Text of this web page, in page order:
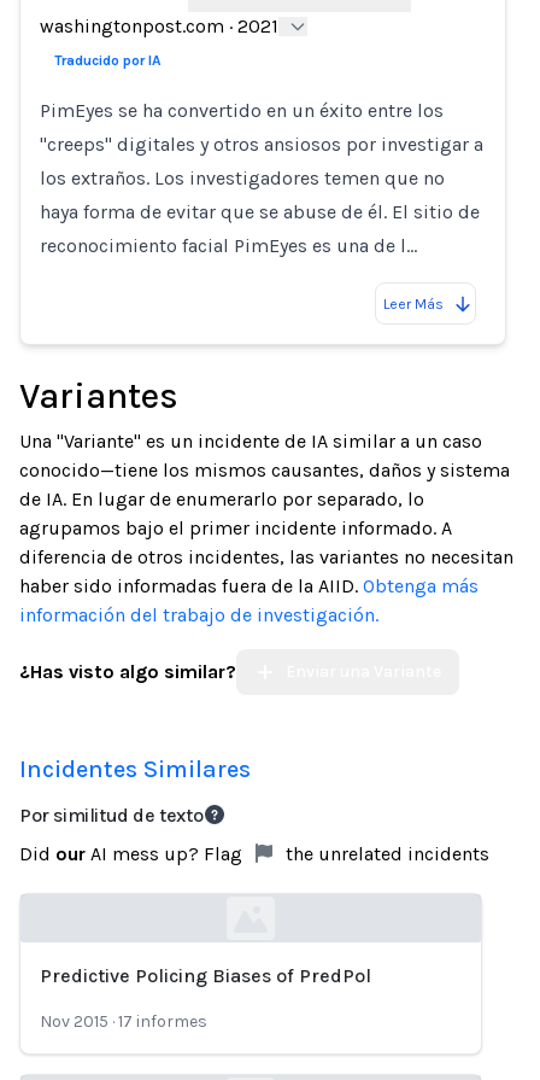
Loading...
washingtonpost.com · 2021
Traducido por IA
PimEyes se ha convertido en un éxito entre los
"creeps" digitales y otros ansiosos por investigar a
los extraños. Los investigadores temen que no
haya forma de evitar que se abuse de él. El sitio de
reconocimiento facial PimEyes es una de l…
Leer Más
Variantes
Una "Variante" es un incidente de IA similar a un caso
conocido—tiene los mismos causantes, daños y sistema
de IA. En lugar de enumerarlo por separado, lo
agrupamos bajo el primer incidente informado. A
diferencia de otros incidentes, las variantes no necesitan
haber sido informadas fuera de la AIID. Obtenga más
información del trabajo de investigación.
¿Has visto algo similar?
Incidentes Similares
Por similitud de texto
Did our AI mess up? Flag the unrelated incidents
Predictive Policing Biases of PredPol
Nov 2015 ·17 informes